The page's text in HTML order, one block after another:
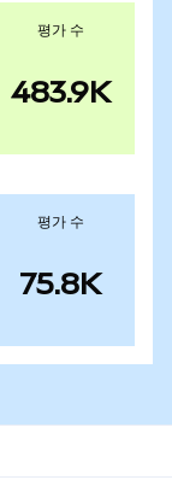
평가 수
483.9K
평가 수
75.8K